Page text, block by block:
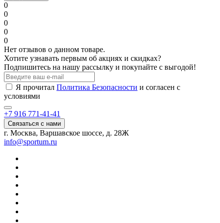
0
0
0
0
0
Нет отзывов о данном товаре.
Хотите узнавать первым об акциях и скидках?
Подпишитесь на нашу рассылку и покупайте с выгодой!
Я прочитал Политика Безопасности и согласен с
условиями
+7 916 771-41-41
Связаться с нами
г. Москва, Варшавское шоссе, д. 28Ж
info@sportum.ru